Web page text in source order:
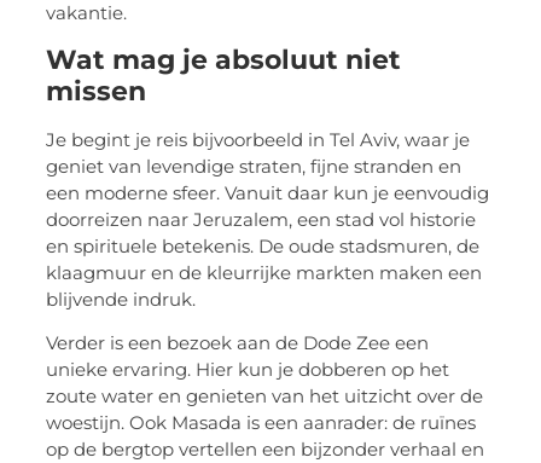
vakantie.
Wat mag je absoluut niet
missen
Je begint je reis bijvoorbeeld in Tel Aviv, waar je
geniet van levendige straten, fijne stranden en
een moderne sfeer. Vanuit daar kun je eenvoudig
doorreizen naar Jeruzalem, een stad vol historie
en spirituele betekenis. De oude stadsmuren, de
klaagmuur en de kleurrijke markten maken een
blijvende indruk.
Verder is een bezoek aan de Dode Zee een
unieke ervaring. Hier kun je dobberen op het
zoute water en genieten van het uitzicht over de
woestijn. Ook Masada is een aanrader: de ruïnes
op de bergtop vertellen een bijzonder verhaal en